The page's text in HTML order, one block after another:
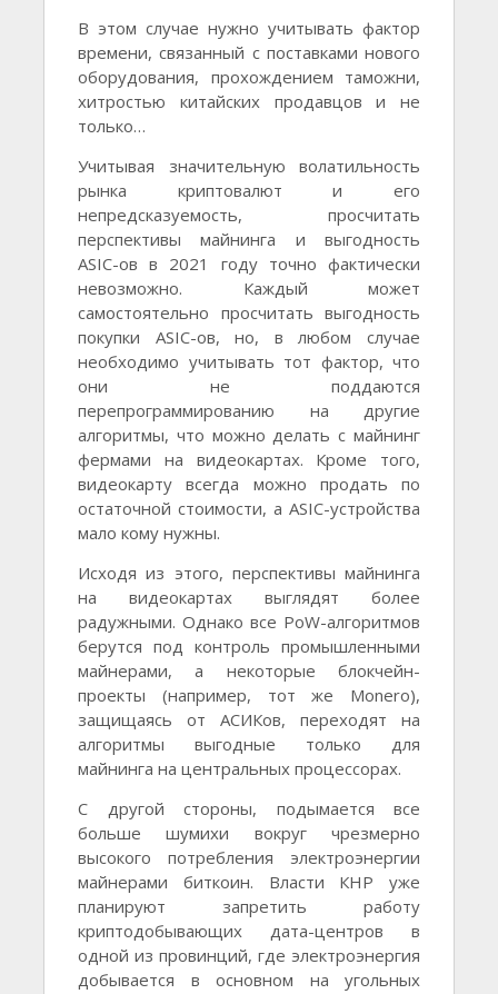
В этом случае нужно учитывать фактор
времени, связанный с поставками нового
оборудования, прохождением таможни,
хитростью китайских продавцов и не
только…
Учитывая значительную волатильность
рынка криптовалют и его
непредсказуемость, просчитать
перспективы майнинга и выгодность
ASIC-ов в 2021 году точно фактически
невозможно. Каждый может
самостоятельно просчитать выгодность
покупки ASIC-ов, но, в любом случае
необходимо учитывать тот фактор, что
они не поддаются
перепрограммированию на другие
алгоритмы, что можно делать с майнинг
фермами на видеокартах. Кроме того,
видеокарту всегда можно продать по
остаточной стоимости, а ASIC-устройства
мало кому нужны.
Исходя из этого, перспективы майнинга
на видеокартах выглядят более
радужными. Однако все PoW-алгоритмов
берутся под контроль промышленными
майнерами, а некоторые блокчейн-
проекты (например, тот же Monero),
защищаясь от АСИКов, переходят на
алгоритмы выгодные только для
майнинга на центральных процессорах.
С другой стороны, подымается все
больше шумихи вокруг чрезмерно
высокого потребления электроэнергии
майнерами биткоин. Власти КНР уже
планируют запретить работу
криптодобывающих дата-центров в
одной из провинций, где электроэнергия
добывается в основном на угольных